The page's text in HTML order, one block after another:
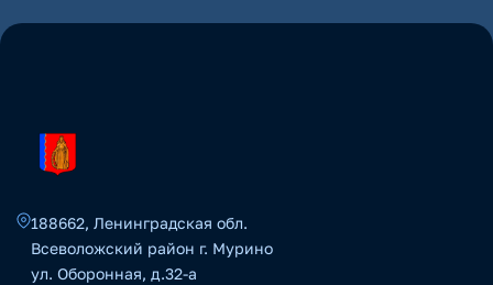
188662, Ленинградская обл.
Всеволожский район г. Мурино
ул. Оборонная, д.32-а